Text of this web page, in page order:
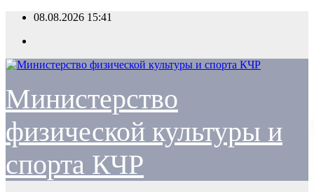
Перейти
содержимому
08.08.2026 15:41
Министерство
физической культуры и
спорта КЧР